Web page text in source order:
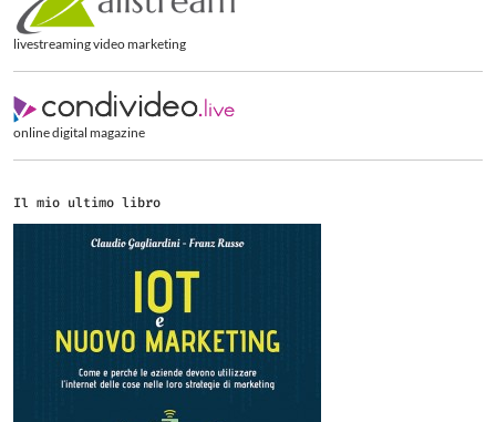
livestreaming video marketing
online digital magazine
Il mio ultimo libro